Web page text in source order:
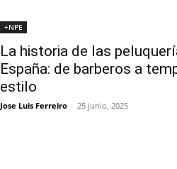
+NPE
La historia de las
España: de barberos a
estilo
Jose Luis Ferreiro - 25 junio, 2025